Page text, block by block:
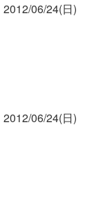
2012/06/24(日)
2012/06/24(日)